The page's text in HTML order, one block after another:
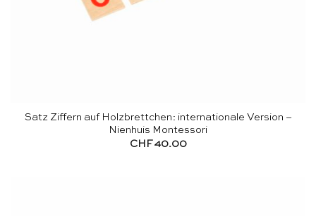
Satz Ziffern auf Holzbrettchen: internationale Version –
Nienhuis Montessori
CHF40.00